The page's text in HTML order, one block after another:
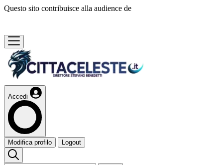
Questo sito contribuisce alla audience de
Accedi
Modifica profilo Logout